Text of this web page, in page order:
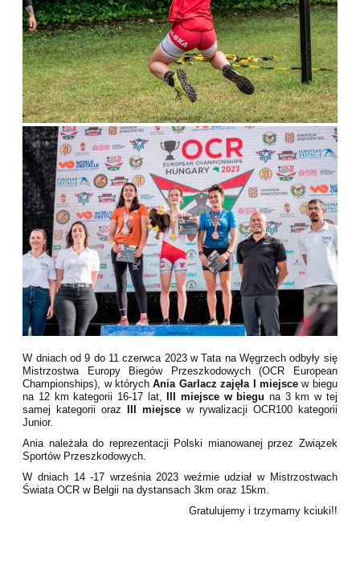
W dniach od 9 do 11 czerwca 2023 w Tata na Węgrzech odbyły się
Mistrzostwa Europy Biegów Przeszkodowych (OCR European
Championships), w którychAnia Garlacz zajęła I miejscew biegu
na 12 km kategorii 16-17 lat,
III miejsce w bieguna 3 km w tej
samej kategorii oraz
III miejsce w rywalizacji OCR100 kategorii
Junior.
Ania należała do reprezentacji Polski mianowanej przez Związek
Sportów Przeszkodowych.
W dniach 14 -17 września 2023 weźmie udział w Mistrzostwach
Świata OCR w Belgii na dystansach 3km oraz 15km.
Gratulujemy i trzymamy kciuki!!